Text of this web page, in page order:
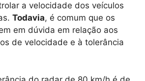
a velocidade dos veículos
Todavia, é comum que os
em dúvida em relação aos
de velocidade e à tolerância